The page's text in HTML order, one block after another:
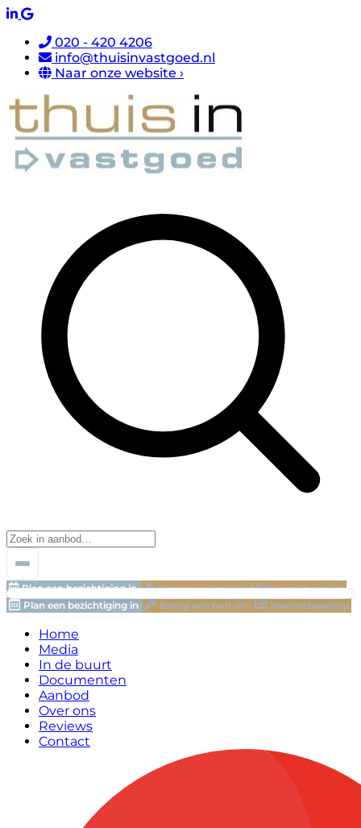
020 - 420 4206
info@thuisinvastgoed.nl
Naar onze website ›
Plan een bezichtiging in Breng een bod uit!
Waardebepaling
Plan een bezichtiging in
Breng een bod uit! Waardebepaling
Home
Media
In de buurt
Documenten
Aanbod
Over ons
Reviews
Contact